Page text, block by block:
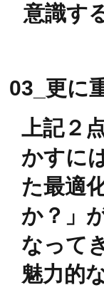
意識す
03_​更に
上記２
かすに
た最適
か？」
なって
魅力的